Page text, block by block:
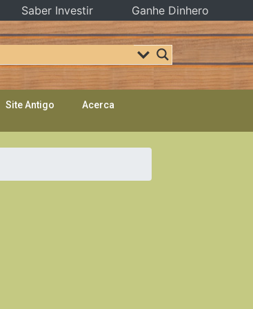
Site Antigo Acerca
Saber Investir Ganhe Dinhero